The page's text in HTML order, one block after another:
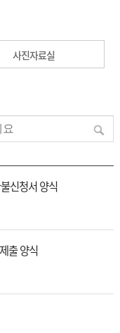
사진자료실
신청서 양식
출 양식